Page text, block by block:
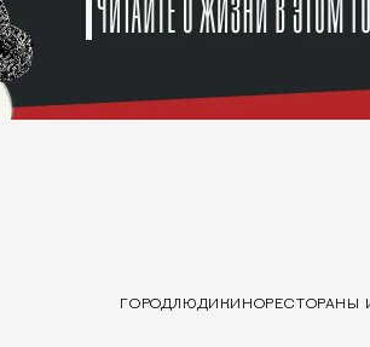
ГОРОДЛЮДИ КИНОРЕСТОРАНЫ